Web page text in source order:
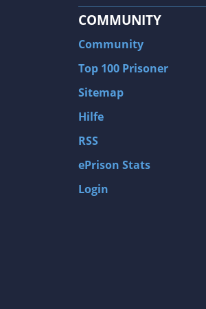
COMMUNITY
Community
Top 100 Prisoner
Sitemap
Hilfe
RSS
ePrison Stats
Login